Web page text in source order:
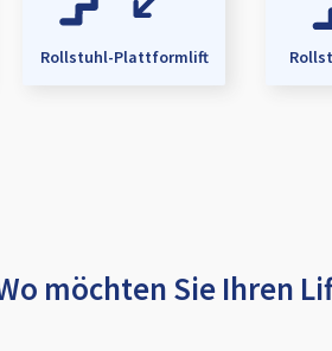
Rollstuhl-Plattformlift
möchten Sie Ihren